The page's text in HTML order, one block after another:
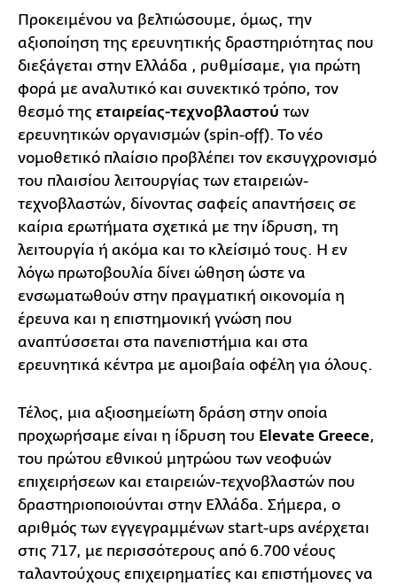
Προκειμένου να βελτιώσουμε, όμως, την
αξιοποίηση της ερευνητικής δραστηριότητας που
διεξάγεται στην Ελλάδα , ρυθμίσαμε, για πρώτη
φορά με αναλυτικό και συνεκτικό τρόπο, τον
θεσμό της εταιρείας-τεχνοβλαστού των
ερευνητικών οργανισμών (spin-off). Το νέο
νομοθετικό πλαίσιο προβλέπει τον εκσυγχρονισμό
του πλαισίου λειτουργίας των εταιρειών-
τεχνοβλαστών, δίνοντας σαφείς απαντήσεις σε
καίρια ερωτήματα σχετικά με την ίδρυση, τη
λειτουργία ή ακόμα και το κλείσιμό τους. Η εν
λόγω πρωτοβουλία δίνει ώθηση ώστε να
ενσωματωθούν στην πραγματική οικονομία η
έρευνα και η επιστημονική γνώση που
αναπτύσσεται στα πανεπιστήμια και στα
ερευνητικά κέντρα με αμοιβαία οφέλη για όλους.
Τέλος, μια αξιοσημείωτη δράση στην οποία
προχωρήσαμε είναι η ίδρυση του Elevate Greece,
του πρώτου εθνικού μητρώου των νεοφυών
επιχειρήσεων και εταιρειών-τεχνοβλαστών που
δραστηριοποιούνται στην Ελλάδα. Σήμερα, ο
αριθμός των εγγεγραμμένων start-ups ανέρχεται
στις 717, με περισσότερους από 6.700 νέους
ταλαντούχους επιχειρηματίες και επιστήμονες να